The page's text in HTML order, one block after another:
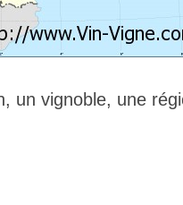
un vignoble, une